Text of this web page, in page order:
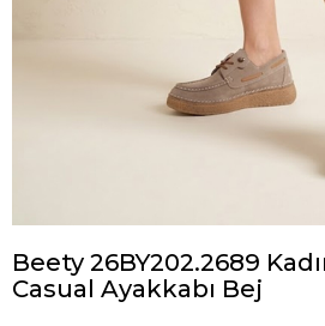
Beety 26BY202.2689
Casual Ayakkabı Bej